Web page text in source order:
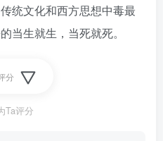
统文化和西方思想中毒最
当生就生，当死就死。
分
Ta评分